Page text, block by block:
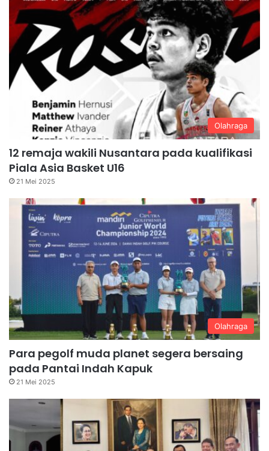
Olahraga
12 remaja wakili Nusantara pada kualifikasi
Piala Asia Basket U16
21 Mei 2025
Olahraga
Para pegolf muda planet segera bersaing
pada Pantai Indah Kapuk
21 Mei 2025